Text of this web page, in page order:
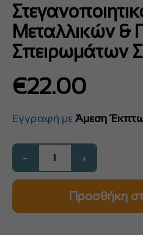
Μεταλλικών &
Σπειρωμάτων
€22.00
Εγγραφή με Άμεση
− +
Προσθήκη